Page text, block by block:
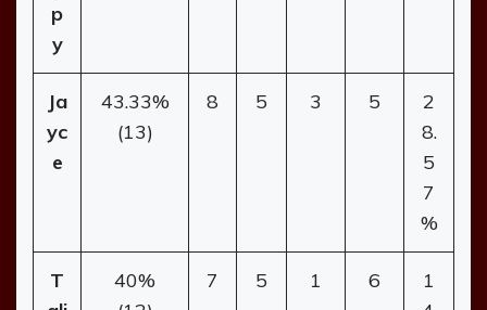
p
y
Ja
yc
e
43.33%
(13)
8 5 3 5
2
8.
5
7
%
T
40%
7 5 1 6
1